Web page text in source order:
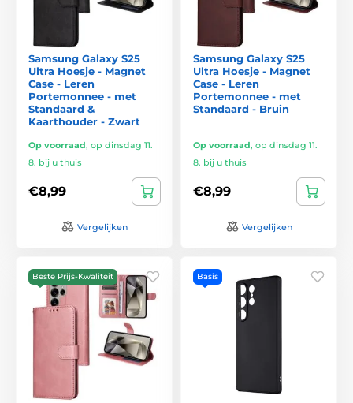
Samsung Galaxy S25
Ultra Hoesje - Magnet
Case - Leren
Portemonnee - met
Standaard &
Kaarthouder - Zwart
Op voorraad, op dinsdag 11.
8. bij u thuis
€8,99
Vergelijken
Samsung Galaxy S25
Ultra Hoesje - Magnet
Case - Leren
Portemonnee - met
Standaard - Bruin
Op voorraad, op dinsdag 11.
8. bij u thuis
€8,99
Vergelijken
Beste Prijs-Kwaliteit Basis